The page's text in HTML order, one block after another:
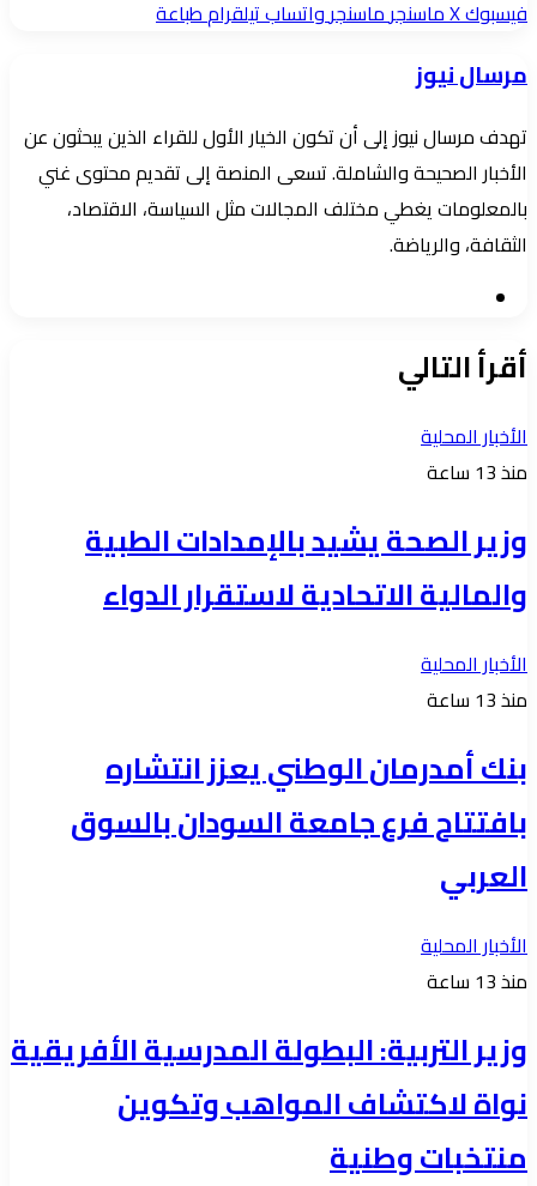
بريدا
فيسبوك‫Xماسنجرماسنجرواتسابتيلقرامطباعة
مرسال نيوز
تهدف مرسال نيوز إلى أن تكون الخيار الأول للقراء الذين يبحثون عن
الأخبار الصحيحة والشاملة. تسعى المنصة إلى تقديم محتوى غني
بالمعلومات يغطي مختلف المجالات مثل السياسة، الاقتصاد،
الثقافة، والرياضة.
أقرأ التالي
الأخبار المحلية
منذ 13 ساعة
وزير الصحة يشيد بالإمدادات الطبية
والمالية الاتحادية لاستقرار الدواء
الأخبار المحلية
منذ 13 ساعة
بنك أمدرمان الوطني يعزز انتشاره
بافتتاح فرع جامعة السودان بالسوق
العربي
الأخبار المحلية
منذ 13 ساعة
وزير التربية: البطولة المدرسية الأفريقية
نواة لاكتشاف المواهب وتكوين
منتخبات وطنية